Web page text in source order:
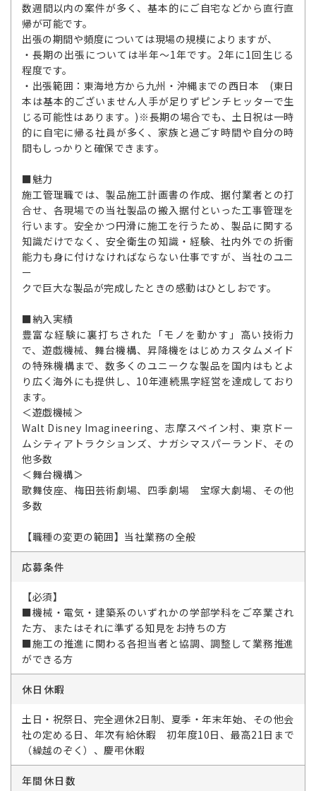
数週間以内の案件が多く、基本的にご自宅などから直行直
帰が可能です。
出張の期間や頻度については現場の規模によりますが、
・長期の出張については半年～1年です。2年に1回生じる
程度です。
・出張範囲：東海地方から九州・沖縄までの西日本 (東日
本は基本的ございません人手が足りずピンチヒッターで生
じる可能性はあります。)※長期の場合でも、土日祝は一時
的に自宅に帰る社員が多く、家族と過ごす時間や自分の時
間もしっかりと確保できます。
■魅力
施工管理職では、製品施工計画書の作成、据付業者との打
合せ、各現場での当社製品の搬入据付といった工事管理を
行います。安全かつ円滑に施工を行うため、製品に関する
知識だけでなく、安全衛生の知識・経験、社内外での折衝
能力も身に付けなければならない仕事ですが、当社のユニ
ー
クで巨大な製品が完成したときの感動はひとしおです。
■納入実績
豊富な経験に裏打ちされた「モノを動かす」高い技術力
で、遊戯機械、舞台機構、昇降機をはじめカスタムメイド
の特殊機構まで、数多くのユニークな製品を国内はもとよ
り広く海外にも提供し、10年連続黒字経営を達成しており
ます。
＜遊戯機械＞
Walt Disney Imagineering、志摩スペイン村、東京ドー
ムシティアトラクションズ、ナガシマスパーランド、その
他多数
＜舞台機構＞
歌舞伎座、梅田芸術劇場、四季劇場 宝塚大劇場、その他
多数
【職種の変更の範囲】当社業務の全般
応募条件
【必須】
■機械・電気・建築系のいずれかの学部学科をご卒業され
た方、またはそれに準ずる知見をお持ちの方
■施工の推進に関わる各担当者と協調、調整して業務推進
ができる方
休日休暇
土日・祝祭日、完全週休2日制、夏季・年末年始、その他会
社の定める日、年次有給休暇 初年度10日、最高21日まで
（繰越のぞく）、慶弔休暇
年間休日数